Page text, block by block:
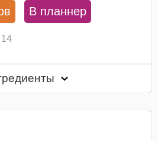
В планнер
14